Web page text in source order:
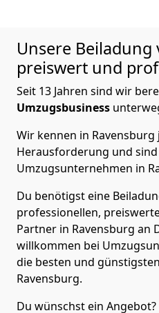
Unsere Beiladung
preiswert und
Seit 13 Jahren sind wir
Umzugsbusiness
Wir kennen in Ravensburg
Herausforderung und
Umzugsunternehmen in
Du benötigst eine
professionellen,
Partner in Ravensburg an
willkommen bei
die besten und
Ravensburg.
Du wünschst ein